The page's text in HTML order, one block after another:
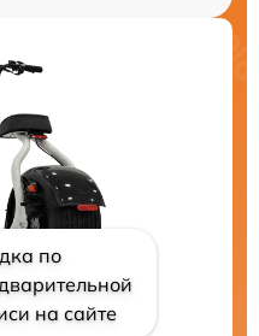
по
на сайте